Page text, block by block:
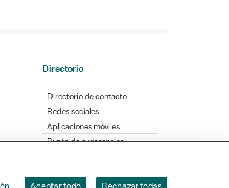
Directorio
Directorio de contacto
Redes sociales
Aplicaciones móviles
Buzón de sugerencias
Aceptar todo Rechazar todas